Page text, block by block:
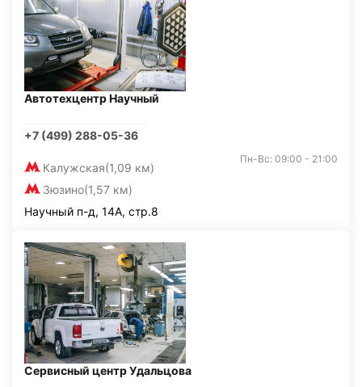
Автотехцентр Научный
+7 (499) 288-05-36
Калужская(1,09 км)
Зюзино(1,57 км)
Пн-Вс: 09:00 - 21:00
Научный п-д, 14А, стр.8
Сервисный центр Удальцова